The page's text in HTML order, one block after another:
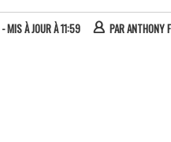
- MIS À JOUR À 11:59 PARANTHONY